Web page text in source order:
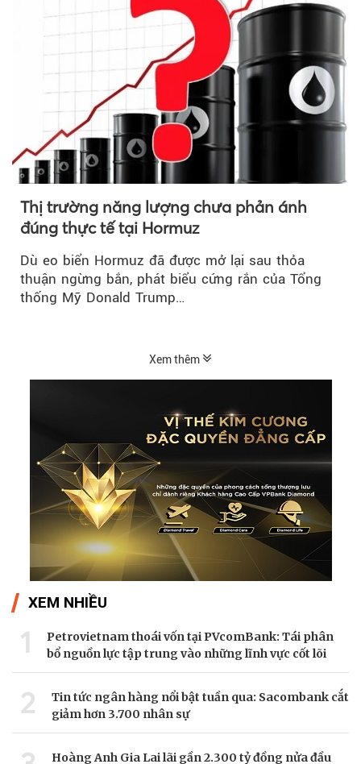
Thị trường năng lượng chưa phản ánh
đúng thực tế tại Hormuz
Dù eo biển Hormuz đã được mở lại sau thỏa
thuận ngừng bắn, phát biểu cứng rắn của Tổng
thống Mỹ Donald Trump…
Xem thêm
XEM NHIỀU
1
Petrovietnam thoái vốn tại PVcomBank: Tái phân
bổ nguồn lực tập trung vào những lĩnh vực cốt lõi
2
Tin tức ngân hàng nổi bật tuần qua: Sacombank cắt
giảm hơn 3.700 nhân sự
Hoàng Anh Gia Lai lãi gần 2.300 tỷ đồng nửa đầu